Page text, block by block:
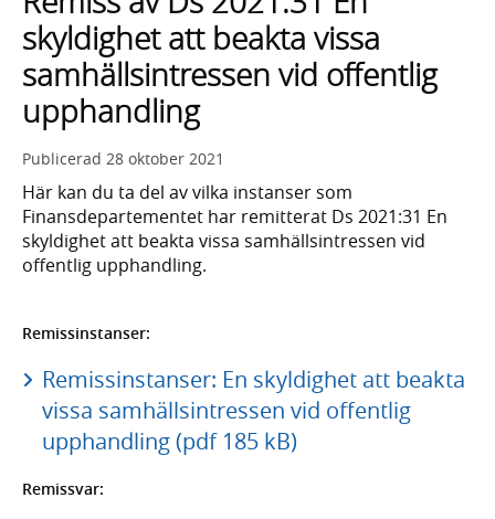
med
sökförslag
skyldighet att beakta vissa
samhällsintressen vid offentlig
upphandling
Publicerad 28 oktober 2021
Här kan du ta del av vilka instanser som
Finansdepartementet har remitterat Ds 2021:31 En
skyldighet att beakta vissa samhällsintressen vid
offentlig upphandling.
Remissinstanser:
Remissinstanser: En skyldighet att beakta
vissa samhällsintressen vid offentlig
upphandling (pdf 185 kB)
Remissvar: